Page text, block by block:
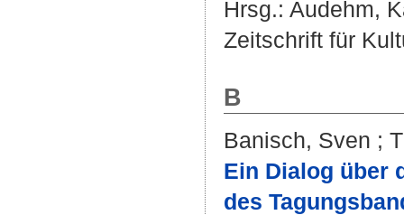
Hrsg.: Audehm,
Zeitschrift für
B
Banisch, Sven ;
Ein Dialog über
des